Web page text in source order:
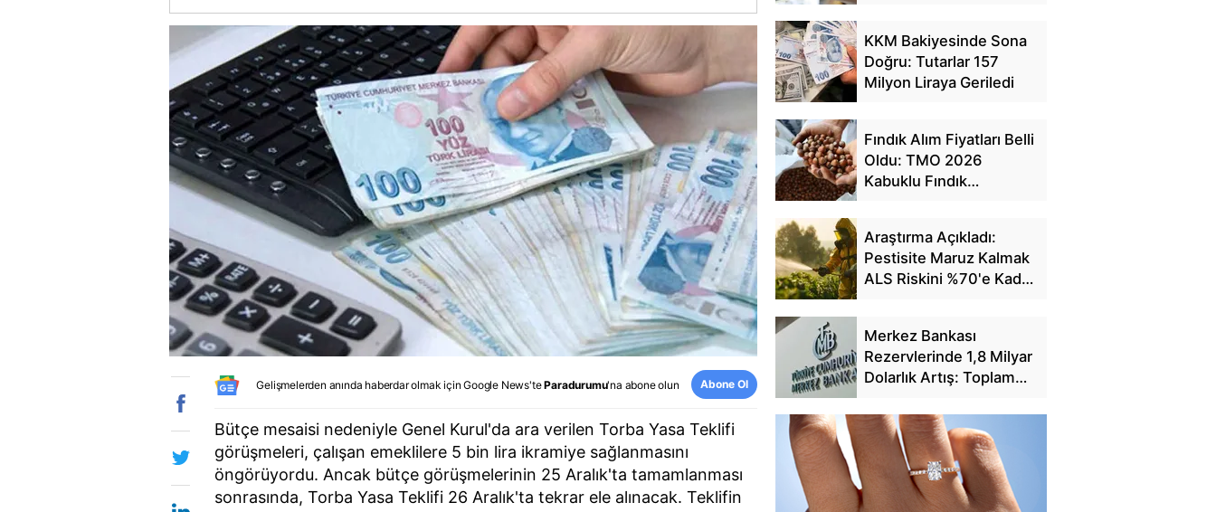
Gelişmelerden anında haberdar olmak içinGoogle News'teParadurumu'na abone olun Abone Ol
Bütçe mesaisi nedeniyle Genel Kurul'da ara verilen Torba Yasa Teklifi
görüşmeleri, çalışan emeklilere 5 bin lira ikramiye sağlanmasını
öngörüyordu. Ancak bütçe görüşmelerinin 25 Aralık'ta tamamlanması
sonrasında, Torba Yasa Teklifi 26 Aralık'ta tekrar ele alınacak. Teklifin
KKM Bakiyesinde Sona
Doğru: Tutarlar 157
Milyon Liraya Geriledi
Fındık Alım Fiyatları Belli
Oldu: TMO 2026
Kabuklu Fındık
Araştırma Açıkladı:
Pestisite Maruz Kalmak
ALS Riskini %70'e Kadar
Merkez Bankası
Rezervlerinde 1,8 Milyar
Dolarlık Artış: Toplam
Dolar Oldu